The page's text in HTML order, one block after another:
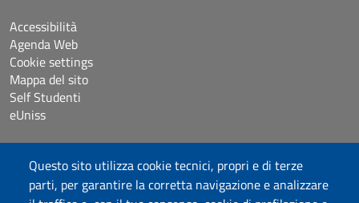
Questo sito utilizza cookie tecnici, propri e di terze
parti, per garantire la corretta navigazione e analizzare
Accessibilità
Agenda Web
Cookie settings
Mappa del sito
Self Studenti
eUniss
Bandi
Dichiarazione di accessibilità
Posta elettronica @uniss.it